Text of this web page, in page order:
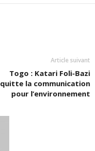
Article suivant
Togo : Katari Foli-Bazi
quitte la communication
pour l’environnement